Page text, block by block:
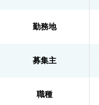
勤務地
募集主
職種